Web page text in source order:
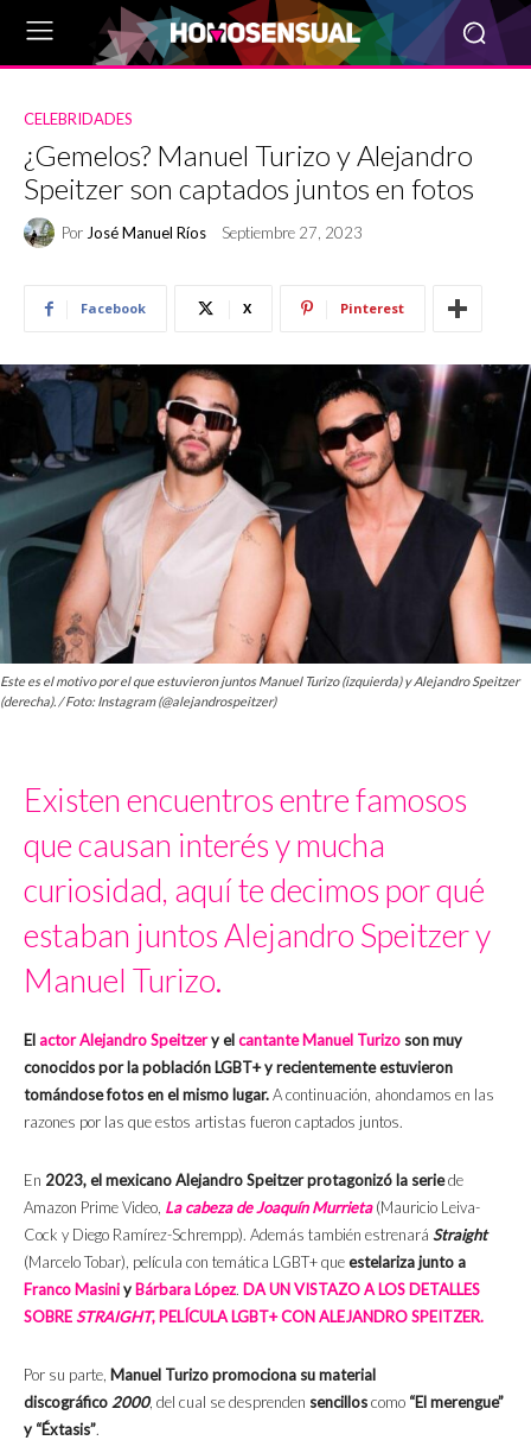
CELEBRIDADES
¿Gemelos? Manuel Turizo y Alejandro
Speitzer son captados juntos en fotos
Por José Manuel Ríos Septiembre 27, 2023
Facebook X Pinterest
Este es el motivo por el que estuvieron juntos Manuel Turizo (izquierda) y Alejandro Speitzer
(derecha). / Foto: Instagram (@alejandrospeitzer)
Existen encuentros entre famosos
que causan interés y mucha
curiosidad, aquí te decimos por qué
estaban juntos Alejandro Speitzer y
Manuel Turizo.
El actorAlejandro Speitzery elcantante Manuel Turizo son muy
conocidos por la población LGBT+ y recientemente estuvieron
tomándose fotos en el mismo lugar.A continuación, ahondamos en las
razones por las que estos artistas fueron captados juntos.
En 2023, el mexicano Alejandro Speitzer protagonizó la seriede
Amazon Prime Video, La cabeza de Joaquín Murrieta (Mauricio Leiva-
Cock y Diego Ramírez-Schrempp). Además también estrenará Straight
(Marcelo Tobar), película con temática LGBT+ queestelariza junto a
Franco Masiniy Bárbara López. DA UN VISTAZO A LOS DETALLES
SOBRESTRAIGHT, PELÍCULA LGBT+ CON ALEJANDRO SPEITZER.
Por su parte, Manuel Turizo promociona su material
discográfico2000, del cual se desprenden sencilloscomo “El merengue”
y “Éxtasis”.